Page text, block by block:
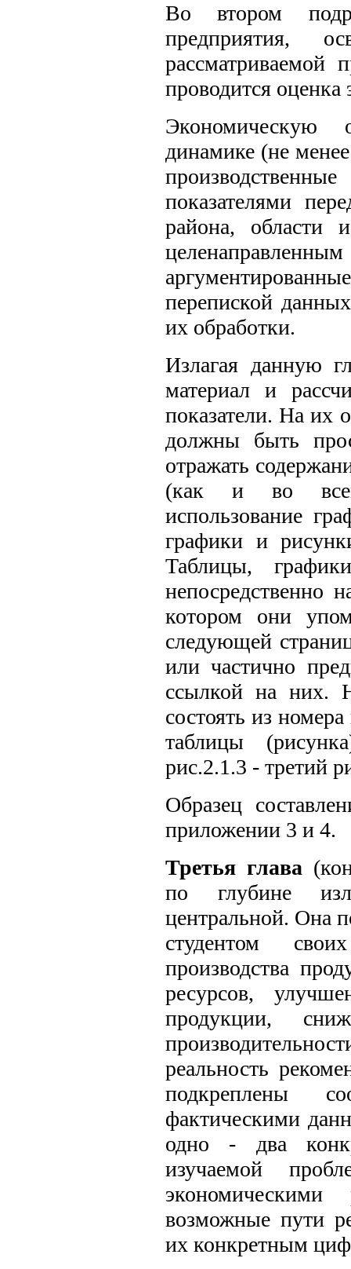
Во втором
предприятия,
рассматриваемой
проводится
Экономическую
динамике (не
показателями
района, области
перепиской
их обработки.
Излагая данную
материал и
показатели. На их
должны быть
отражать
(как и во всей
использование
графики и
Таблицы,
непосредственно
котором они
следующей
или частично
ссылкой на них.
состоять из
таблицы
рис.2.1.3 - третий
Образец
приложении 3 и 4.
Третья глава
по глубине
центральной. Она
студентом
производства
ресурсов,
продукции,
реальность
подкреплены
фактическими
одно - два
изучаемой
возможные пути
их конкретным